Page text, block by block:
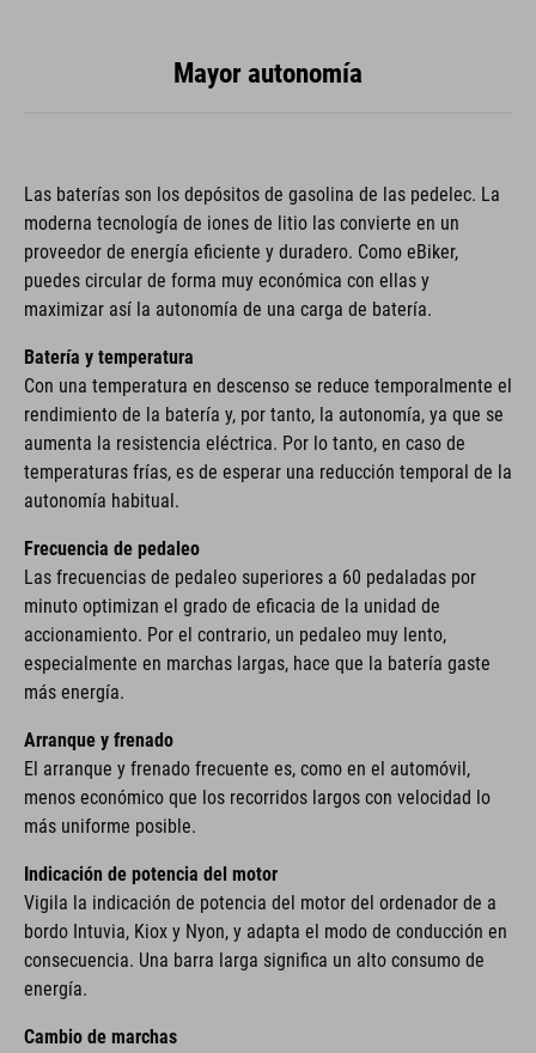
Mayor autonomía
Las baterías son los depósitos de gasolina de las pedelec. La
moderna tecnología de iones de litio las convierte en un
proveedor de energía eficiente y duradero. Como eBiker,
puedes circular de forma muy económica con ellas y
maximizar así la autonomía de una carga de batería.
Batería y temperatura
Con una temperatura en descenso se reduce temporalmente el
rendimiento de la batería y, por tanto, la autonomía, ya que se
aumenta la resistencia eléctrica. Por lo tanto, en caso de
temperaturas frías, es de esperar una reducción temporal de la
autonomía habitual.
Frecuencia de pedaleo
Las frecuencias de pedaleo superiores a 60 pedaladas por
minuto optimizan el grado de eficacia de la unidad de
accionamiento. Por el contrario, un pedaleo muy lento,
especialmente en marchas largas, hace que la batería gaste
más energía.
Arranque y frenado
El arranque y frenado frecuente es, como en el automóvil,
menos económico que los recorridos largos con velocidad lo
más uniforme posible.
Indicación de potencia del motor
Vigila la indicación de potencia del motor del ordenador de a
bordo Intuvia, Kiox y Nyon, y adapta el modo de conducción en
consecuencia. Una barra larga significa un alto consumo de
energía.
Cambio de marchas